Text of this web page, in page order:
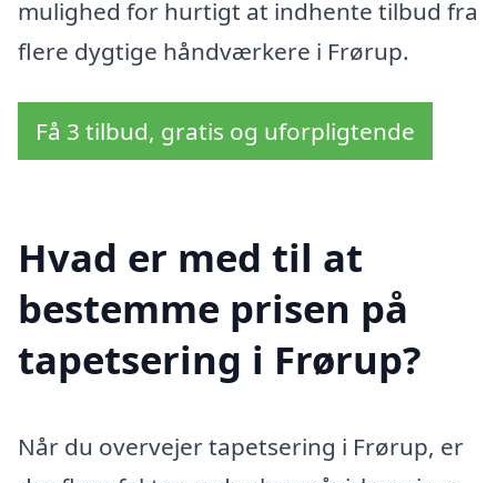
mulighed for hurtigt at indhente tilbud fra
flere dygtige håndværkere i Frørup.
Få 3 tilbud, gratis og uforpligtende
Hvad er med til at
bestemme prisen på
tapetsering i Frørup?
Når du overvejer tapetsering i Frørup, er